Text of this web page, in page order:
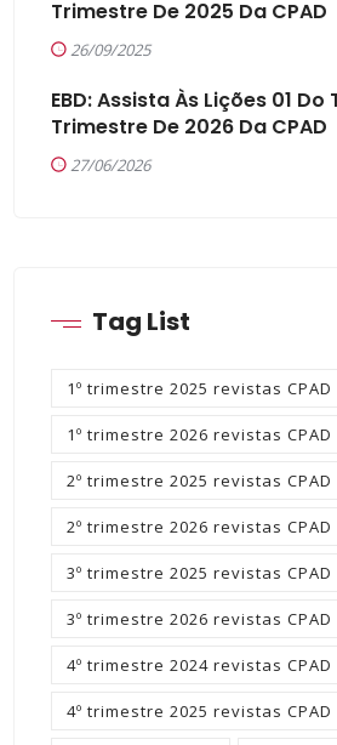
Trimestre De 2025 Da CPAD
26/09/2025
EBD: Assista Às Lições 01 Do
Trimestre De 2026 Da CPAD
27/06/2026
Tag List
1º trimestre 2025 revistas CPAD
1º trimestre 2026 revistas CPAD
2º trimestre 2025 revistas CPAD
2º trimestre 2026 revistas CPAD
3º trimestre 2025 revistas CPAD
3º trimestre 2026 revistas CPAD
4º trimestre 2024 revistas CPAD
4º trimestre 2025 revistas CPAD